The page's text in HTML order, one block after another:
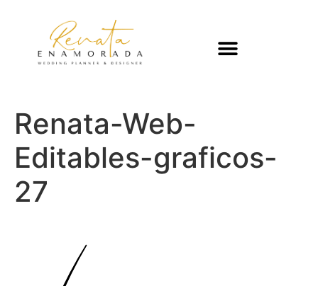
Renata-Web-
Editables-graficos-
27